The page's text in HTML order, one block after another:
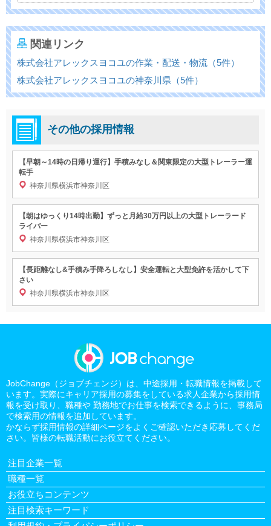
関連リンク
株式会社アレックスヨコユの作業・配送・物流（5件）
株式会社アレックスヨコユの神奈川県（5件）
その他の採用情報
【早朝～14時の日帰り運行】手積みなし＆関東限定の大型トレーラー運
転手
神奈川県横浜市神奈川区
【朝はゆっくり14時出勤】ずっと月給30万円以上の大型トレーラード
ライバー
神奈川県横浜市神奈川区
【長距離なし&手積み手降ろしなし】安全運転と大型免許を活かして下
さい
神奈川県横浜市神奈川区
JobChange（ジョブチェンジ）は、中途採用・転職情報を掲載して
います。実際にキャリア採用の募集をしている求人企業から採用情
報を受け取り、職種や 勤務地でお仕事を検索できるように、事務局
で検索用の情報を追加しています。
かならず採用情報の詳細ページをよくご確認いただき応募してくだ
さい。皆様の転職活動にお役立てください。
注目企業一覧
職種一覧
お役立ちコンテンツ
注目検索キーワード